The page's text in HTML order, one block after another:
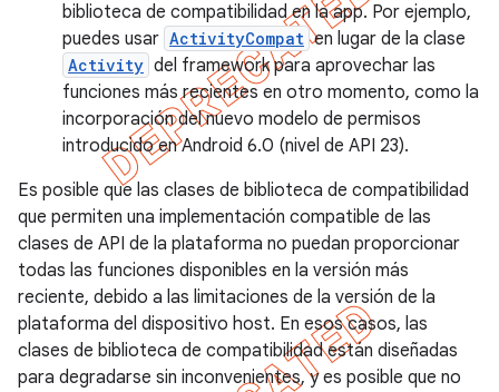
biblioteca de compatibilidad en la app. Por ejemplo,
puedes usar ActivityCompat en lugar de la clase
Activity del framework para aprovechar las
funciones más recientes en otro momento, como la
incorporación del nuevo modelo de permisos
introducido en Android 6.0 (nivel de API 23).
Es posible que las clases de biblioteca de compatibilidad
que permiten una implementación compatible de las
clases de API de la plataforma no puedan proporcionar
todas las funciones disponibles en la versión más
reciente, debido a las limitaciones de la versión de la
plataforma del dispositivo host. En esos casos, las
clases de biblioteca de compatibilidad están diseñadas
para degradarse sin inconvenientes, y es posible que no